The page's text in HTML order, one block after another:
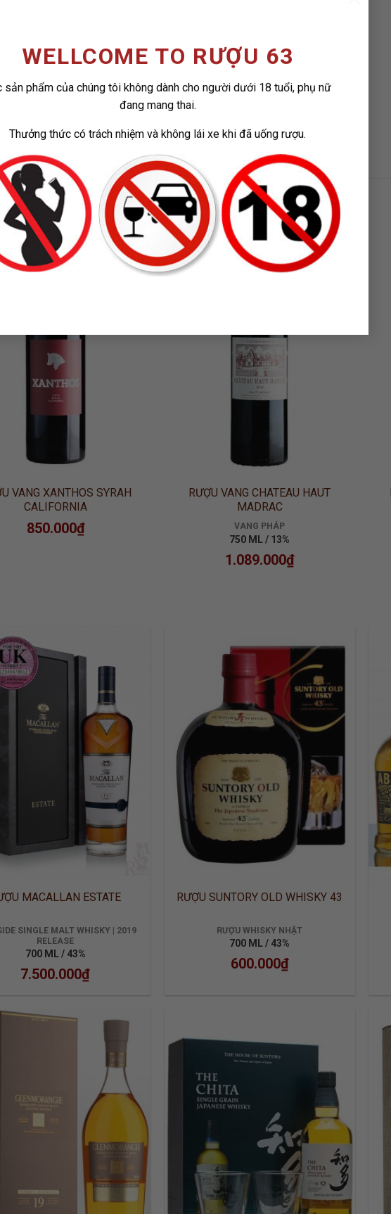
WELLCOME TO RƯỢU 63
sản phẩm của chúng tôi không dành cho người dưới 18 tuổi, phụ nữ
đang mang thai.
Thưởng thức có trách nhiệm và không lái xe khi đã uống rượu.
VANG XANTHOS SYRAH
CALIFORNIA
850.000₫
RƯỢU VANG CHATEAU HAUT
MADRAC
VANG PHÁP
750 ML / 13%
1.089.000₫
ADD TO
WISHLIST
MACALLAN ESTATE
SINGLE MALT WHISKY | 2019
RELEASE
700 ML / 43%
7.500.000₫
ADD TO
WISHLIST
RƯỢU SUNTORY OLD WHISKY 43
RƯỢU WHISKY NHẬT
700 ML / 43%
600.000₫
ADD TO
WISHLIST
ADD TO
WISHLIST